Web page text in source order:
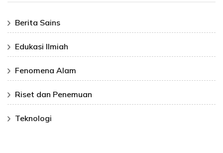
Berita Sains
Edukasi Ilmiah
Fenomena Alam
Riset dan Penemuan
Teknologi